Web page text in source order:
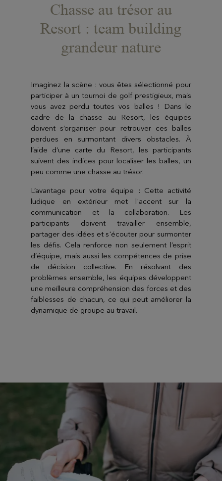
Chasse au trésor au
Resort : team building
grandeur nature
Imaginez la scène : vous êtes sélectionné pour
participer à un tournoi de golf prestigieux, mais
vous avez perdu toutes vos balles ! Dans le
cadre de la chasse au Resort, les équipes
doivent s’organiser pour retrouver ces balles
perdues en surmontant divers obstacles. À
l’aide d’une carte du Resort, les participants
suivent des indices pour localiser les balles, un
peu comme une chasse au trésor.
L’avantage pour votre équipe : Cette activité
ludique en extérieur met l'accent sur la
communication et la collaboration. Les
participants doivent travailler ensemble,
partager des idées et s'écouter pour surmonter
les défis. Cela renforce non seulement l’esprit
d’équipe, mais aussi les compétences de prise
de décision collective. En résolvant des
problèmes ensemble, les équipes développent
une meilleure compréhension des forces et des
faiblesses de chacun, ce qui peut améliorer la
dynamique de groupe au travail.